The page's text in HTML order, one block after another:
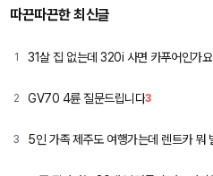
따끈따끈한 최신글
1 31살 집 없는데 320i 사면 카푸어인가요
2 GV70 4륜 질문드립니다3
3